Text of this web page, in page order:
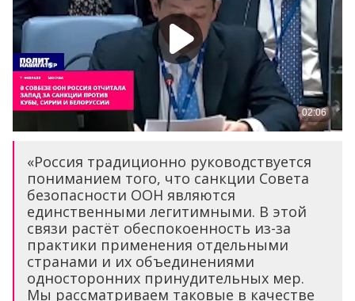
«Россия традиционно руководствуется
пониманием того, что санкции Совета
безопасности ООН являются
единственными легитимными. В этой
связи растёт обеспокоенность из-за
практики применения отдельными
странами и их объединениями
односторонних принудительных мер.
Мы рассматриваем таковые в качестве